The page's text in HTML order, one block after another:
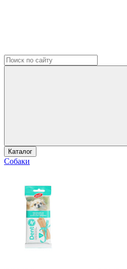
Каталог
Собаки